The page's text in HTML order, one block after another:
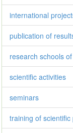
international
publication of
research schools
scientific activities
seminars
training of scientific